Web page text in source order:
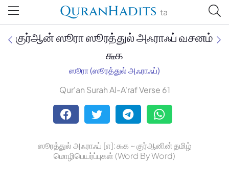
QuranHadits ta
Jan Trust Foundation
Mufti Omar Sheriff Qasimi,
குர்ஆன் ஸூரா ஸூரத்துல் அஃராஃப் வசனம்
௬௧
ஸூரா (ஸூரத்துல் அஃராஃப்)
Qur'an Surah Al-A'raf Verse 61
ஸூரத்துல் அஃராஃப் [௭]: ௬௧ ~ குர்ஆனின் தமிழ்
மொழிபெயர்ப்புகள் (Word By Word)